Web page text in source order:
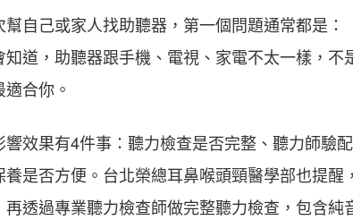
自己或家人找助聽器，第一個問題通常都是
知道，助聽器跟手機、電視、家電不太一樣，
合你。
效果有4件事：聽力檢查是否完整、聽力師驗
養是否方便。台北榮總耳鼻喉頭頸醫學部也提
再透過專業聽力檢查師做完整聽力檢查，包含